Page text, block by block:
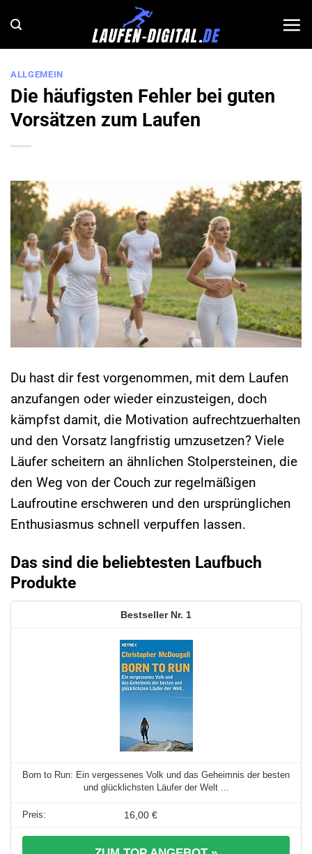
Inhalt
springen
ALLGEMEIN
Die häufigsten Fehler bei guten
Vorsätzen zum Laufen
Du hast dir fest vorgenommen, mit dem Laufen
anzufangen oder wieder einzusteigen, doch
kämpfst damit, die Motivation aufrechtzuerhalten
und den Vorsatz langfristig umzusetzen? Viele
Läufer scheitern an ähnlichen Stolpersteinen, die
den Weg von der Couch zur regelmäßigen
Laufroutine erschweren und den ursprünglichen
Enthusiasmus schnell verpuffen lassen.
Das sind die beliebtesten Laufbuch
Produkte
1
Born to Run: Ein vergessenes Volk und das Geheimnis der besten
und glücklichsten Läufer der Welt ...
16,00 €